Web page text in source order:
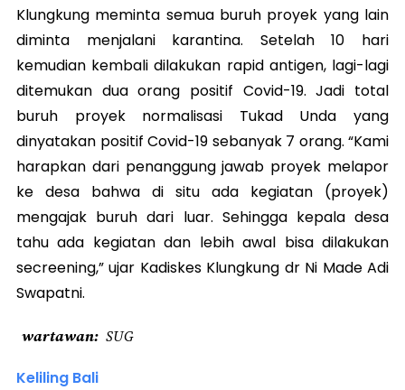
Klungkung meminta semua buruh proyek yang lain
diminta menjalani karantina. Setelah 10 hari
kemudian kembali dilakukan rapid antigen, lagi-lagi
ditemukan dua orang positif Covid-19. Jadi total
buruh proyek normalisasi Tukad Unda yang
dinyatakan positif Covid-19 sebanyak 7 orang. “Kami
harapkan dari penanggung jawab proyek melapor
ke desa bahwa di situ ada kegiatan (proyek)
mengajak buruh dari luar. Sehingga kepala desa
tahu ada kegiatan dan lebih awal bisa dilakukan
secreening,” ujar Kadiskes Klungkung dr Ni Made Adi
Swapatni.
wartawan SUG
Keliling Bali